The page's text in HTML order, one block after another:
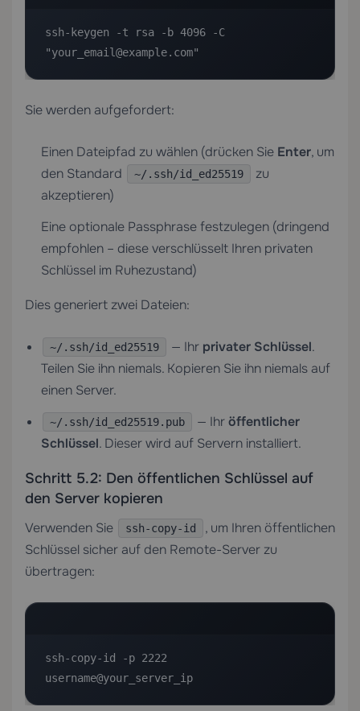
ssh-keygen -t rsa -b 4096 -C
"your_email@example.com"
Sie werden aufgefordert:
Einen Dateipfad zu wählen (drücken Sie Enter, um
den Standard
~/.ssh/id_ed25519
zu
akzeptieren)
Eine optionale Passphrase festzulegen (dringend
empfohlen – diese verschlüsselt Ihren privaten
Schlüssel im Ruhezustand)
Dies generiert zwei Dateien:
~/.ssh/id_ed25519 — Ihr privater Schlüssel.
Teilen Sie ihn niemals. Kopieren Sie ihn niemals auf
einen Server.
~/.ssh/id_ed25519.pub — Ihröffentlicher
Schlüssel. Dieser wird auf Servern installiert.
Schritt 5.2: Den öffentlichen Schlüssel auf
den Server kopieren
Verwenden Sie ssh-copy-id
, um Ihren öffentlichen
Schlüssel sicher auf den Remote-Server zu
übertragen:
ssh-copy-id -p 2222
username@your_server_ip